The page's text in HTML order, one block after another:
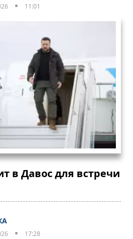
11:01
в Давос для встречи
17:28